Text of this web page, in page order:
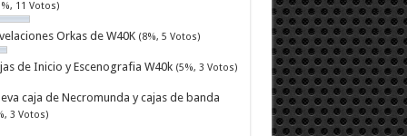
11 Votos)
Orkas de W40K (8%, 5 Votos)
de Inicio y Escenografia W40k (5%, 3 Votos)
caja de Necromunda y cajas de banda
3 Votos)